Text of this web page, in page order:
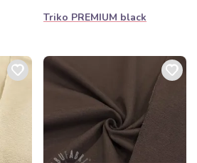
Triko PREMIUM black